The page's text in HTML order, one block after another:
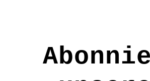
UN8013